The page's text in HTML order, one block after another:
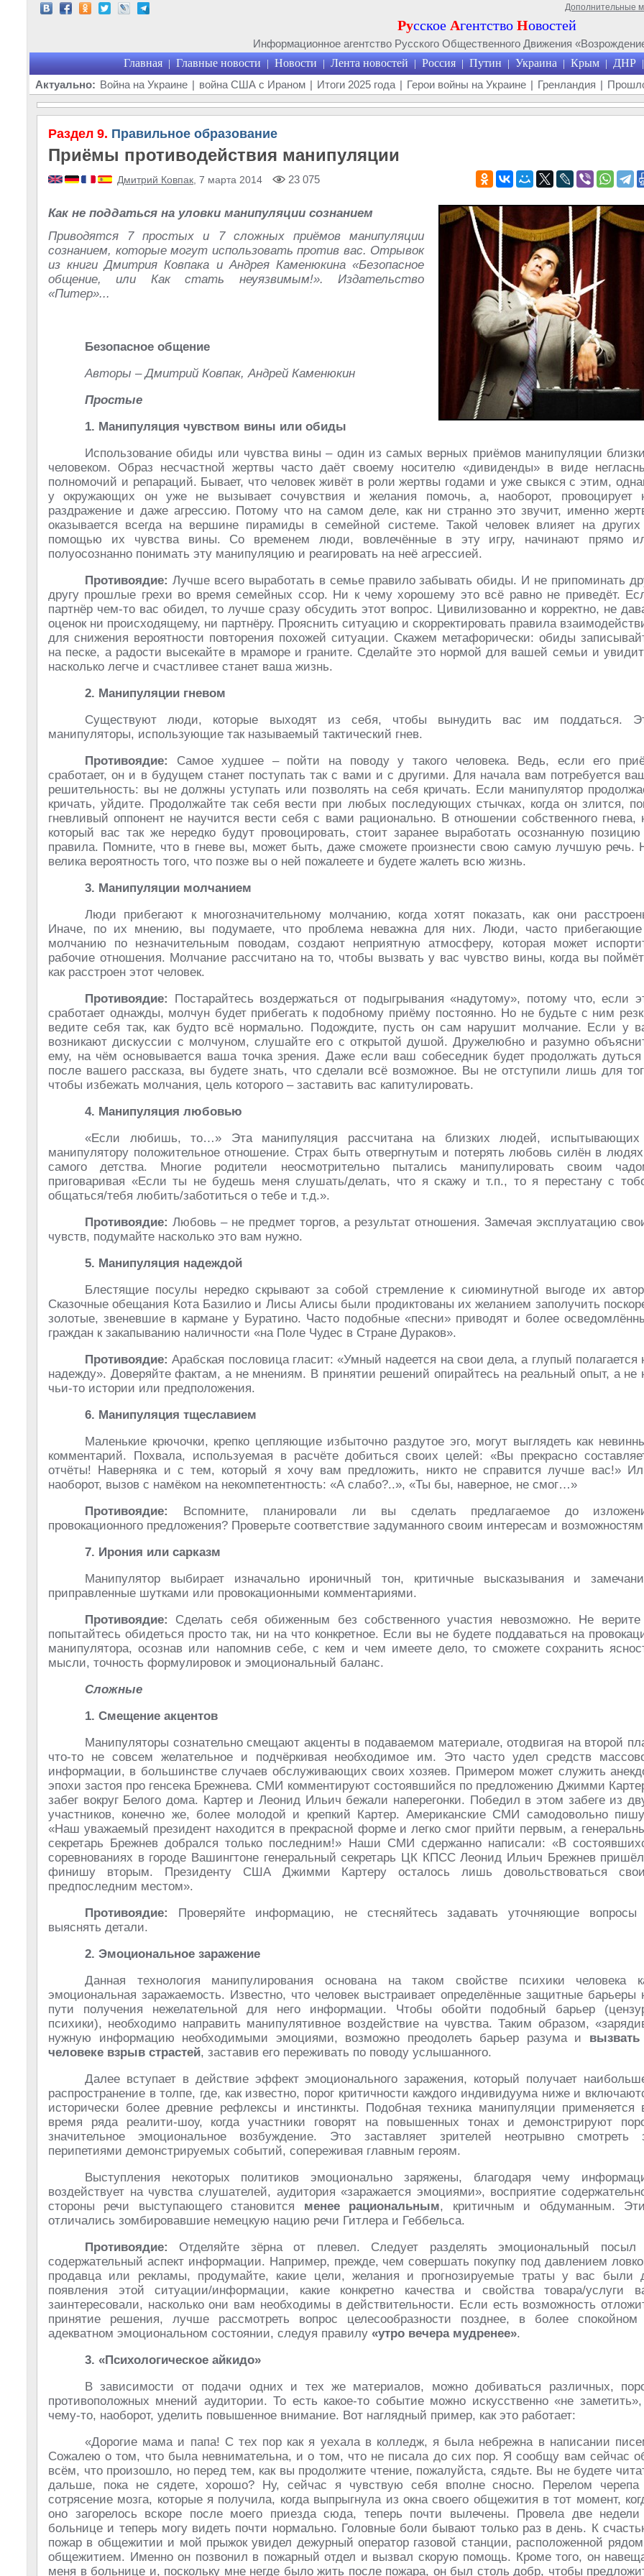
Дополнительные
Русское Агентство Новостей
Информационное агентство Русского Общественного Движения
Главная | Главные новости | Новости | Лента новостей | Россия | Путин | Украина | Крым | ДНР |
Актуально: Война на Украине | война США с Ираном | Итоги 2025 года | Герои войны на Украине | Гренландия |
Раздел 9. Правильное образование
Приёмы противодействия манипуляции
Дмитрий Ковпак , 7 марта 2014 23 075
Как не поддаться на уловки манипуляции сознанием
Приводятся 7 простых и 7 сложных приёмов манипуляции
сознанием, которые могут использовать против вас. Отрывок
из книги Дмитрия Ковпака и Андрея Каменюкина «Безопасное
общение, или Как стать неуязвимым!». Издательство
«Питер»...
Безопасное общение
Авторы – Дмитрий Ковпак, Андрей Каменюкин
Простые
1. Манипуляция чувством вины или обиды
Использование обиды или чувства вины – один из самых верных приёмов манипуляции
человеком. Образ несчастной жертвы часто даёт своему носителю «дивиденды» в виде
полномочий и репараций. Бывает, что человек живёт в роли жертвы годами и уже свыкся с этим,
у окружающих он уже не вызывает сочувствия и желания помочь, а, наоборот, провоцирует
раздражение и даже агрессию. Потому что на самом деле, как ни странно это звучит, именно
оказывается всегда на вершине пирамиды в семейной системе. Такой человек влияет на
помощью их чувства вины. Со временем люди, вовлечённые в эту игру, начинают прямо
полуосознанно понимать эту манипуляцию и реагировать на неё агрессией.
Противоядие: Лучше всего выработать в семье правило забывать обиды. И не припоминать
другу прошлые грехи во время семейных ссор. Ни к чему хорошему это всё равно не приведёт.
партнёр чем-то вас обидел, то лучше сразу обсудить этот вопрос. Цивилизованно и корректно, не
оценок ни происходящему, ни партнёру. Прояснить ситуацию и скорректировать правила
для снижения вероятности повторения похожей ситуации. Скажем метафорически: обиды
на песке, а радости высекайте в мраморе и граните. Сделайте это нормой для вашей семьи и
насколько легче и счастливее станет ваша жизнь.
2. Манипуляции гневом
Существуют люди, которые выходят из себя, чтобы вынудить вас им поддаться.
манипуляторы, использующие так называемый тактический гнев.
Противоядие:
Самое худшее – пойти на поводу у такого человека. Ведь, если его
сработает, он и в будущем станет поступать так с вами и с другими. Для начала вам потребуется
решительность: вы не должны уступать или позволять на себя кричать. Если манипулятор
кричать, уйдите. Продолжайте так себя вести при любых последующих стычках, когда он злится,
гневливый оппонент не научится вести себя с вами рационально. В отношении собственного гнева,
который вас так же нередко будут провоцировать, стоит заранее выработать осознанную
правила. Помните, что в гневе вы, может быть, даже сможете произнести свою самую лучшую речь.
велика вероятность того, что позже вы о ней пожалеете и будете жалеть всю жизнь.
3. Манипуляции молчанием
Люди прибегают к многозначительному молчанию, когда хотят показать, как они
Иначе, по их мнению, вы подумаете, что проблема неважна для них. Люди, часто
молчанию по незначительным поводам, создают неприятную атмосферу, которая может
рабочие отношения. Молчание рассчитано на то, чтобы вызвать у вас чувство вины, когда вы
как расстроен этот человек.
Противоядие:
Постарайтесь воздержаться от подыгрывания «надутому», потому что, если
сработает однажды, молчун будет прибегать к подобному приёму постоянно. Но не будьте с ним
ведите себя так, как будто всё нормально. Подождите, пусть он сам нарушит молчание. Если у
возникают дискуссии с молчуном, слушайте его с открытой душой. Дружелюбно и разумно
ему, на чём основывается ваша точка зрения. Даже если ваш собеседник будет продолжать
после вашего рассказа, вы будете знать, что сделали всё возможное. Вы не отступили лишь для
чтобы избежать молчания, цель которого – заставить вас капитулировать.
4. Манипуляция любовью
«Если любишь, то…» Эта манипуляция рассчитана на близких людей,
манипулятору положительное отношение. Страх быть отвергнутым и потерять любовь силён в
самого детства. Многие родители неосмотрительно пытались манипулировать своим
приговаривая «Если ты не будешь меня слушать/делать, что я скажу и т.п., то я перестану с
общаться/тебя любить/заботиться о тебе и т.д.».
Противоядие: Любовь – не предмет торгов, а результат отношения. Замечая эксплуатацию
чувств, подумайте насколько это вам нужно.
5. Манипуляция надеждой
Блестящие посулы нередко скрывают за собой стремление к сиюминутной выгоде их
Сказочные обещания Кота Базилио и Лисы Алисы были продиктованы их желанием заполучить
золотые, звеневшие в кармане у Буратино. Часто подобные «песни» приводят и более
граждан к закапыванию наличности «на Поле Чудес в Стране Дураков».
Противоядие: Арабская пословица гласит: «Умный надеется на свои дела, а глупый полагается
надежду». Доверяйте фактам, а не мнениям. В принятии решений опирайтесь на реальный опыт, а не
чьи-то истории или предположения.
6. Манипуляция тщеславием
Маленькие крючочки, крепко цепляющие избыточно раздутое эго, могут выглядеть как
комментарий. Похвала, используемая в расчёте добиться своих целей: «Вы прекрасно
отчёты! Наверняка и с тем, который я хочу вам предложить, никто не справится лучше вас!»
наоборот, вызов с намёком на некомпетентность: «А слабо?..», «Ты бы, наверное, не смог…»
Противоядие:
Вспомните, планировали ли вы сделать предлагаемое до
провокационного предложения? Проверьте соответствие задуманного своим интересам и
7. Ирония или сарказм
Манипулятор выбирает изначально ироничный тон, критичные высказывания и
приправленные шутками или провокационными комментариями.
Противоядие:
Сделать себя обиженным без собственного участия невозможно. Не
попытайтесь обидеться просто так, ни на что конкретное. Если вы не будете поддаваться на
манипулятора, осознав или напомнив себе, с кем и чем имеете дело, то сможете сохранить
мысли, точность формулировок и эмоциональный баланс.
Сложные
1. Смещение акцентов
Манипуляторы сознательно смещают акценты в подаваемом материале, отодвигая на второй
что-то не совсем желательное и подчёркивая необходимое им. Это часто удел средств
информации, в большинстве случаев обслуживающих своих хозяев. Примером может служить
эпохи застоя про генсека Брежнева. СМИ комментируют состоявшийся по предложению Джимми
забег вокруг Белого дома. Картер и Леонид Ильич бежали наперегонки. Победил в этом забеге из
участников, конечно же, более молодой и крепкий Картер. Американские СМИ самодовольно
«Наш уважаемый президент находится в прекрасной форме и легко смог прийти первым, а
секретарь Брежнев добрался только последним!» Наши СМИ сдержанно написали: «В
соревнованиях в городе Вашингтоне генеральный секретарь ЦК КПСС Леонид Ильич Брежнев
финишу вторым. Президенту США Джимми Картеру осталось лишь довольствоваться
предпоследним местом».
Противоядие:
Проверяйте информацию, не стесняйтесь задавать уточняющие
выяснять детали.
2. Эмоциональное заражение
Данная технология манипулирования основана на таком свойстве психики человека
эмоциональная заражаемость. Известно, что человек выстраивает определённые защитные барьеры
пути получения нежелательной для него информации. Чтобы обойти подобный барьер
психики), необходимо направить манипулятивное воздействие на чувства. Таким образом,
нужную информацию необходимыми эмоциями, возможно преодолеть барьер разума и
человеке взрыв страстей, заставив его переживать по поводу услышанного.
Далее вступает в действие эффект эмоционального заражения, который получает
распространение в толпе, где, как известно, порог критичности каждого индивидуума ниже и
исторически более древние рефлексы и инстинкты. Подобная техника манипуляции применяется
время ряда реалити-шоу, когда участники говорят на повышенных тонах и демонстрируют
значительное эмоциональное возбуждение. Это заставляет зрителей неотрывно смотреть
перипетиями демонстрируемых событий, сопереживая главным героям.
Выступления некоторых политиков эмоционально заряжены, благодаря чему
воздействует на чувства слушателей, аудитория «заражается эмоциями», восприятие
стороны речи выступающего становится менее рациональным, критичным и обдуманным.
отличались зомбировавшие немецкую нацию речи Гитлера и Геббельса.
Противоядие:
Отделяйте зёрна от плевел. Следует разделять эмоциональный посыл
содержательный аспект информации. Например, прежде, чем совершать покупку под давлением
продавца или рекламы, продумайте, какие цели, желания и прогнозируемые траты у вас были
появления этой ситуации/информации, какие конкретно качества и свойства товара/услуги
заинтересовали, насколько они вам необходимы в действительности. Если есть возможность
принятие решения, лучше рассмотреть вопрос целесообразности позднее, в более
адекватном эмоциональном состоянии, следуя правилу «утро вечера мудренее».
3. «Психологическое айкидо»
В зависимости от подачи одних и тех же материалов, можно добиваться различных,
противоположных мнений аудитории. То есть какое-то событие можно искусственно «не
чему-то, наоборот, уделить повышенное внимание. Вот наглядный пример, как это работает:
«Дорогие мама и папа! С тех пор как я уехала в колледж, я была небрежна в написании
Сожалею о том, что была невнимательна, и о том, что не писала до сих пор. Я сообщу вам сейчас
всём, что произошло, но перед тем, как вы продолжите чтение, пожалуйста, сядьте. Вы не будете
дальше, пока не сядете, хорошо? Ну, сейчас я чувствую себя вполне сносно. Перелом
сотрясение мозга, которые я получила, когда выпрыгнула из окна своего общежития в тот момент,
оно загорелось вскоре после моего приезда сюда, теперь почти вылечены. Провела две
больнице и теперь могу видеть почти нормально. Головные боли бывают только раз в день. К
пожар в общежитии и мой прыжок увидел дежурный оператор газовой станции, расположенной
общежитием. Именно он позвонил в пожарный отдел и вызвал скорую помощь. Кроме того, он
меня в больнице и, поскольку мне негде было жить после пожара, он был столь добр, чтобы